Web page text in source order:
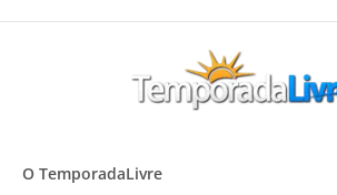
O TemporadaLivre